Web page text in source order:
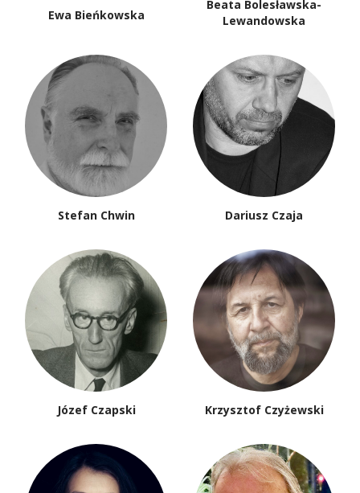
Ewa Bieńkowska
Beata Bolesławska-
Lewandowska
Stefan Chwin Dariusz Czaja
Józef Czapski Krzysztof Czyżewski